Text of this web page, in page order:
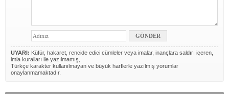
UYARI: Küfür, hakaret, rencide edici cümleler veya imalar, inançlara saldırı içeren,
imla kuralları ile yazılmamış,
Türkçe karakter kullanılmayan ve büyük harflerle yazılmış yorumlar
onaylanmamaktadır.